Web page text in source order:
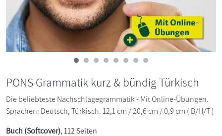
PONS Grammatik kurz & bündig Türkisch
Die beliebteste Nachschlagegrammatik - Mit Online-Übungen.
Sprachen: Deutsch, Türkisch. 12,1 cm / 20,6 cm / 0,9 cm ( B/H/T )
Buch (Softcover), 112 Seiten